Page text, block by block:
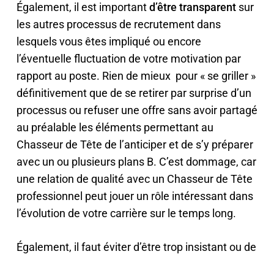
Également, il est importantd’être transparentsur
les autres processus de recrutement dans
lesquels vous êtes impliqué ou encore
l’éventuelle fluctuation de votre motivation par
rapport au poste. Rien de mieux pour « se griller »
définitivement que de se retirer par surprise d’un
processus ou refuser une offre sans avoir partagé
au préalable les éléments permettant au
Chasseur de Tête de l’anticiper et de s’y préparer
avec un ou plusieurs plans B. C’est dommage, car
une relation de qualité avec un Chasseur de Tête
professionnel peut jouer un rôle intéressant dans
l’évolution de votre carrière sur le temps long.
Également, il faut éviter d’être trop insistant ou de